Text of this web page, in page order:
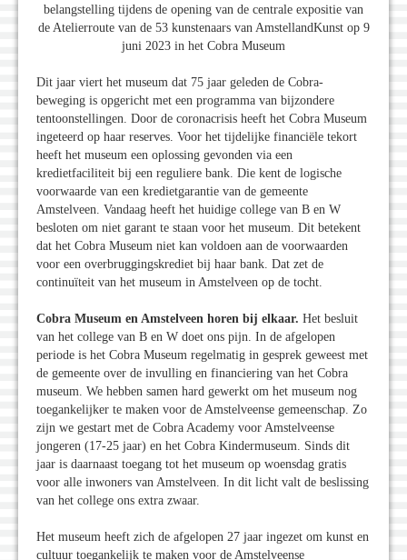
belangstelling tijdens de opening van de centrale expositie van
de Atelierroute van de 53 kunstenaars van AmstellandKunst op 9
juni 2023 in het Cobra Museum
Dit jaar viert het museum dat 75 jaar geleden de Cobra-
beweging is opgericht met een programma van bijzondere
tentoonstellingen. Door de coronacrisis heeft het Cobra Museum
ingeteerd op haar reserves. Voor het tijdelijke financiële tekort
heeft het museum een oplossing gevonden via een
kredietfaciliteit bij een reguliere bank. Die kent de logische
voorwaarde van een kredietgarantie van de gemeente
Amstelveen. Vandaag heeft het huidige college van B en W
besloten om niet garant te staan voor het museum. Dit betekent
dat het Cobra Museum niet kan voldoen aan de voorwaarden
voor een overbruggingskrediet bij haar bank. Dat zet de
continuïteit van het museum in Amstelveen op de tocht.
Cobra Museum en Amstelveen horen bij elkaar. Het besluit
van het college van B en W doet ons pijn. In de afgelopen
periode is het Cobra Museum regelmatig in gesprek geweest met
de gemeente over de invulling en financiering van het Cobra
museum. We hebben samen hard gewerkt om het museum nog
toegankelijker te maken voor de Amstelveense gemeenschap. Zo
zijn we gestart met de Cobra Academy voor Amstelveense
jongeren (17-25 jaar) en het Cobra Kindermuseum. Sinds dit
jaar is daarnaast toegang tot het museum op woensdag gratis
voor alle inwoners van Amstelveen. In dit licht valt de beslissing
van het college ons extra zwaar.
Het museum heeft zich de afgelopen 27 jaar ingezet om kunst en
cultuur toegankelijk te maken voor de Amstelveense